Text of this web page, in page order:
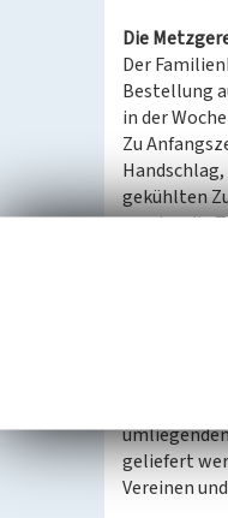
Die
Der
Bestellung
in der
Zu
gekühlten
wurden die
kleineren
Auch
immer
geliefert
Vereinen